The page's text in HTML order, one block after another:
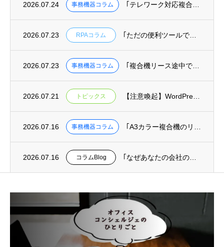
2026.07.24 事務機器コラム ｢テレワーク対応複合機の選び方｜リモート印刷･クラウド保存ができる機種と業者｣を掲載
2026.07.23 RPAコラム ｢ただの便利ツールではもったいない！RPAを組織を変える武器にする方法｣を掲載
2026.07.23 事務機器コラム ｢複合機リース途中での機種変更･乗り換えは可能？費用と手続きを解説｣を掲載
2026.07.21 トピックス 【注意喚起】WordPressの重大な安全上の問題(脆弱性)に関するお知らせ
2026.07.16 事務機器コラム ｢A3カラー複合機のリース料金相場｜月間印刷枚数別コスト目安と機種比較｣を掲載
2026.07.16 コラムBlog ｢なぜあなたの会社の迷惑メール対策は、最悪の事態を防げないのか？｣を掲載